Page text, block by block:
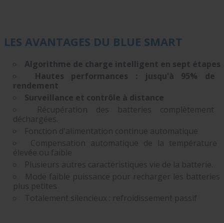
LES AVANTAGES DU BLUE SMART
Algorithme de charge intelligent en sept étapes
Hautes performances : jusqu'à 95% de
rendement
Surveillance et contrôle à distance
Récupération des batteries complètement
déchargées.
Fonction d'alimentation continue automatique
Compensation automatique de la température
élevée ou faible
Plusieurs autres caractéristiques vie de la batterie.
Mode faible puissance pour recharger les batteries
plus petites
Totalement silencieux : refroidissement passif